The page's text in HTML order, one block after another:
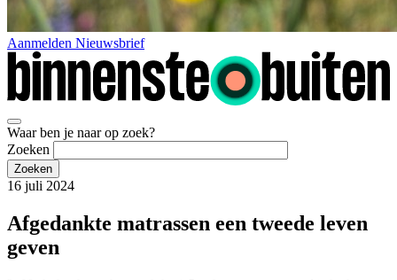
Aanmelden Nieuwsbrief
Waar ben je naar op zoek?
Zoeken
16 juli 2024
Afgedankte matrassen een tweede leven
geven